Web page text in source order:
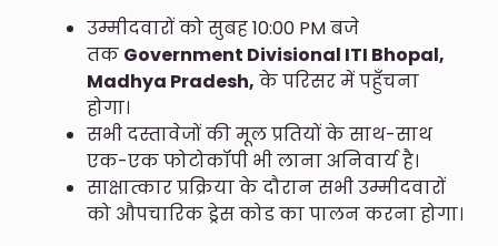
उम्मीदवारों को सुबह 10:00 PM बजे
तक Government Divisional ITI Bhopal,
Madhya Pradesh, के परिसर में पहुँचना
होगा।
सभी दस्तावेजों की मूल प्रतियों के साथ-साथ
एक-एक फोटोकॉपी भी लाना अनिवार्य है।
साक्षात्कार प्रक्रिया के दौरान सभी उम्मीदवारों
को औपचारिक ड्रेस कोड का पालन करना होगा।